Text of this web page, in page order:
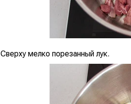
Сверху мелко порезанный лук.